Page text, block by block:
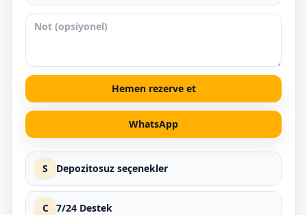
Hemen rezerve et
WhatsApp
S Depozitosuz seçenekler
C 7/24 Destek